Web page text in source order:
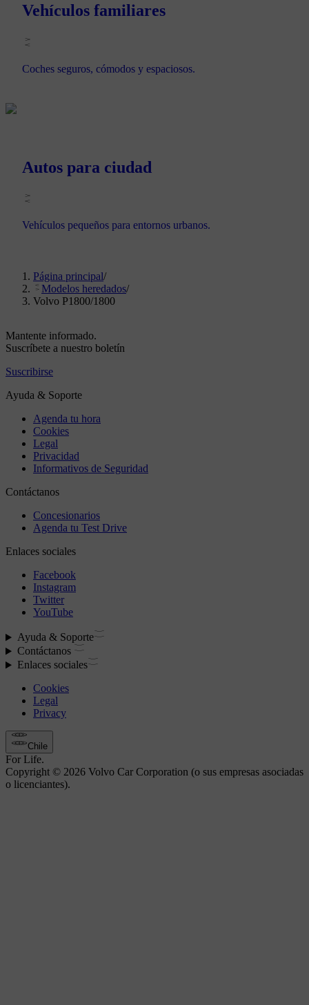
Vehículos familiares
Coches seguros, cómodos y espaciosos.
Autos para ciudad
Vehículos pequeños para entornos urbanos.
Página principal/
Modelos heredados/
Volvo P1800/1800